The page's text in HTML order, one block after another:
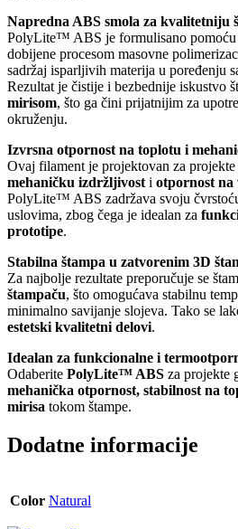
Napredna ABS smola za kvalitetniju
PolyLite™ ABS je formulisano pomoću
dobijene procesom masovne
sadržaj isparljivih materija u poređenju
Rezultat je čistije i bezbednije iskustvo
mirisom, što ga čini prijatnijim za
okruženju.
Izvrsna otpornost na toplotu i
Ovaj filament je projektovan za
mehaničku izdržljivost i otpornost na
PolyLite™ ABS zadržava svoju
uslovima, zbog čega je idealan za
prototipe.
Stabilna štampa u zatvorenim 3D
Za najbolje rezultate preporučuje se
štampaču, što omogućava stabilnu
minimalno savijanje slojeva. Tako se
estetski kvalitetni delovi.
Idealan za funkcionalne i
Odaberite PolyLite™ ABS za projekte
mehanička otpornost, stabilnost na
mirisa tokom štampe.
Dodatne informacije
Color Natural